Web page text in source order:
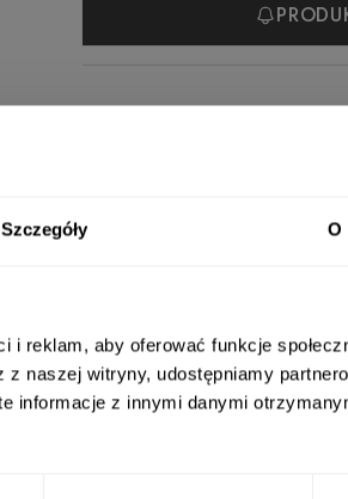
Szczegóły O
reklam, aby oferować funkcje
naszej witryny, udostępniamy
informacje z innymi danymi